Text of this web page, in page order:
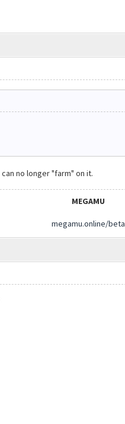
no longer "farm" on it.
MEGAMU
megamu.online/beta